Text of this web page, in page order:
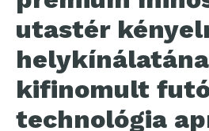
utastér
kifinomult
technológia